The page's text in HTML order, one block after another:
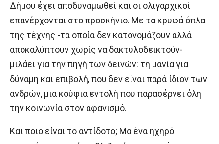
Δήμου έχει αποδυναμωθεί και οι ολιγαρχικοί
επανέρχονται στο προσκήνιο. Με τα κρυφά όπλα
της τέχνης -τα οποία δεν κατονομάζουν αλλά
αποκαλύπτουν χωρίς να δακτυλοδεικτούν-
μιλάει για την πηγή των δεινών: τη μανία για
δύναμη και επιβολή, που δεν είναι παρά ίδιον των
ανδρών, μια κούφια εντολή που παρασέρνει όλη
την κοινωνία στον αφανισμό.
Και ποιο είναι το αντίδοτο; Μα ένα ηχηρό